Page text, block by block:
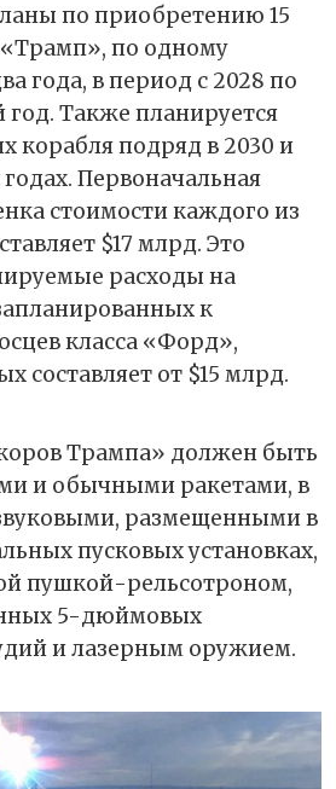
по приобретению 15
по одному
года, в период с 2028 по
Также планируется
корабля подряд в 2030 и
Первоначальная
стоимости каждого из
$17 млрд. Это
расходы на
к
класса «Форд»,
составляет от $15 млрд.
Трампа» должен быть
и обычными ракетами, в
размещенными в
пусковых установках,
пушкой-рельсотроном,
5-дюймовых
и лазерным оружием.